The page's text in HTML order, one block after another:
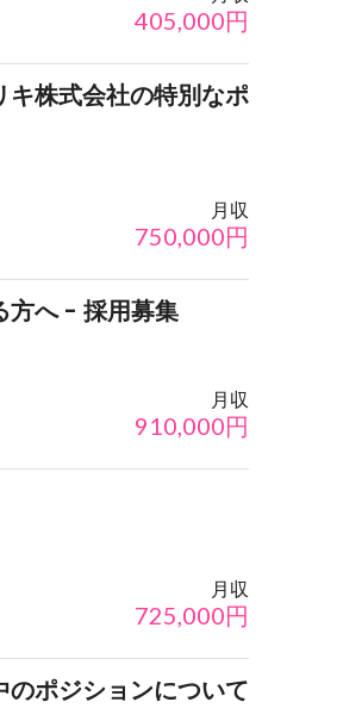
405,000円
株式会社の特別なポ
月収
750,000円
方へ - 採用募集
月収
910,000円
月収
725,000円
のポジションについて